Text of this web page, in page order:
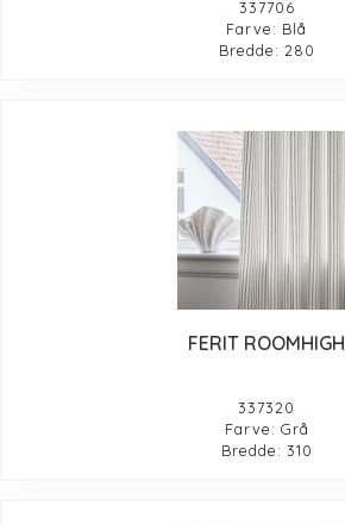
337706
Farve: Blå
Bredde: 280
FERIT ROOMHIGH
337320
Farve: Grå
Bredde: 310